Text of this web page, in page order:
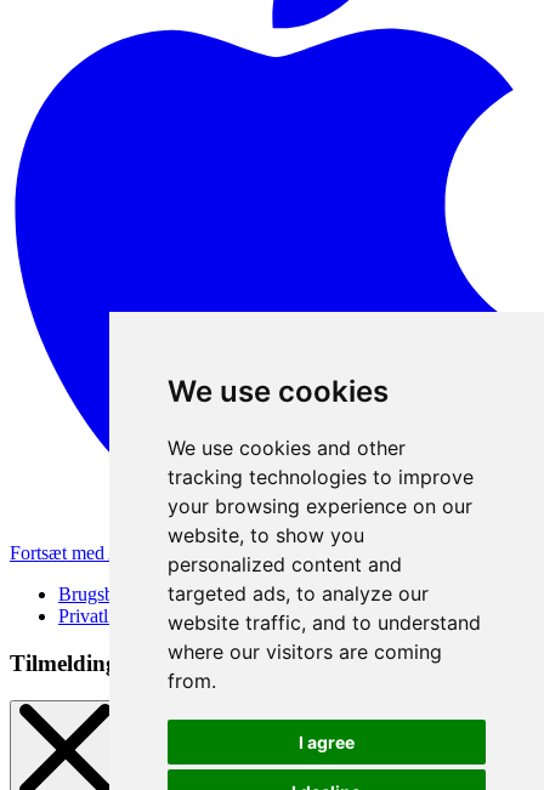
We use cookies
We use cookies and other
tracking technologies to improve
your browsing experience on our
website, to show you
personalized content and
targeted ads, to analyze our
website traffic, and to understand
where our visitors are coming
from.
I agree
Fortsæt med Apple
Brugsbetingelser
Privatlivspolitik
Tilmeldingsmetode